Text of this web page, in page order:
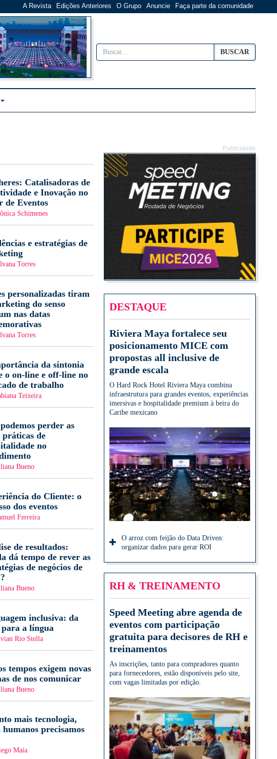
A Revista Edições Anteriores O Grupo Anuncie Faça parte da comunidade
BUSCAR
Catalisadoras de
e Inovação no
de Eventos
Schimenes
e estratégias de
Torres
personalizadas tiram
do senso
nas datas
Torres
da sintonia
o on-line e off-line no
de trabalho
Teixeira
perder as
práticas de
no
Bueno
do Cliente: o
dos eventos
Ferreira
de resultados:
dá tempo de rever as
de negócios de
Bueno
inclusiva: da
a língua
Rio Stella
tempos exigem novas
de nos comunicar
Bueno
mais tecnologia,
humanos precisamos
Maia
Publicidade
DESTAQUE
Riviera Maya fortalece seu
posicionamento MICE com
propostas all inclusive de
grande escala
O Hard Rock Hotel Riviera Maya combina
infraestrutura para grandes eventos, experiências
imersivas e hospitalidade premium à beira do
Caribe mexicano
O arroz com feijão do Data Driven:
organizar dados para gerar ROI
RH & TREINAMENTO
Speed Meeting abre agenda de
eventos com participação
gratuita para decisores de RH e
treinamentos
As inscrições, tanto para compradores quanto
para fornecedores, estão disponíveis pelo site,
com vagas limitadas por edição.